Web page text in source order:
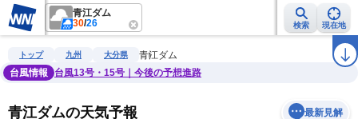
青江ダム
30/26 検索 現在地
雨雲レーダー 台風情報 地震情報 ラ
トップ 九州 大分県
青江ダム
台風情報
台風13号・15号｜今後の予想進路
青江ダムの天気予報 最新見解